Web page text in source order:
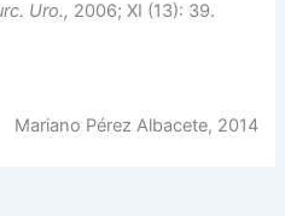
Uro., 2006; XI (13): 39.
Mariano Pérez Albacete, 2014